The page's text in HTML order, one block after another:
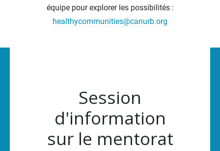
équipe pour explorer les possibilités :
healthycommunities@canurb.org
Session
d'information
sur le mentorat